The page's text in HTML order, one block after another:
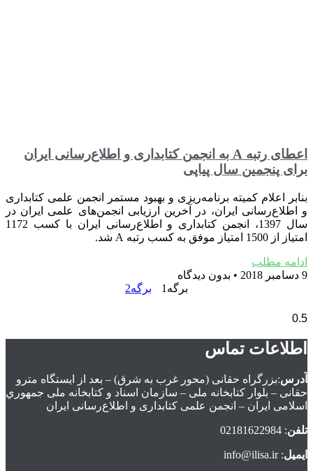
اعطای رتبه A به انجمن کتابداری و اطلاع‌رسانی ایران
برای پنجمین سال پیاپی
بنابر اعلام کمیته برنامه‌ریزی و بهبود مستمر انجمن علمی کتابداری
و اطلاع‌رسانی ایران، در آخرین ارزیابی انجمن‌های علمی ایران در
سال 1397، انجمن کتابداری و اطلاع‌رسانی ایران با کسب 1172
امتیاز از 1500 امتیاز موفق به کسب رتبه A شد.
ادامه مطلب
9 دسامبر 2018
بدون دیدگاه
برگه 1 برگه2
اطلاعات تماس
آدرس:بزرگراه حقانی (محور غرب به شرق) – بعد از ايستگاه مترو
حقانی – بلوار كتابخانه ملی – سازمان اسناد و كتابخانه ملی جمهوري
اسلامی ايران – انجمن علمی کتابداری و اطلاع‌رسانی ایران
تلفن: 02181622984
ایمیل: info@ilisa.ir